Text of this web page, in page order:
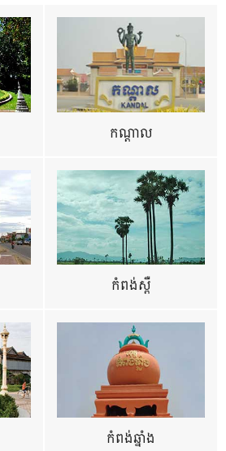
កណ្តាល
កំពង់ស្ពឺ
កំពង់ឆ្នាំង